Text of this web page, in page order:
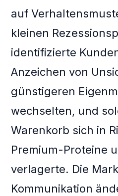
auf
kleinen
identifizierte
Anzeichen von
günstigeren
wechselten, und
Warenkorb sich in
Premium-Proteine
verlagerte. Die
Kommunikation